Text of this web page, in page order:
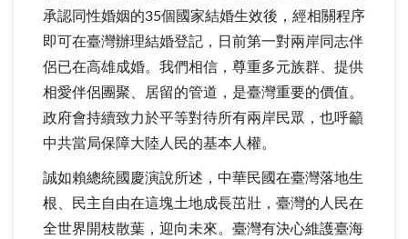
承認同性婚姻的35個國家結婚生效後，經相關程序
即可在臺灣辦理結婚登記，日前第一對兩岸同志伴
侶已在高雄成婚。我們相信，尊重多元族群、提供
相愛伴侶團聚、居留的管道，是臺灣重要的價值。
政府會持續致力於平等對待所有兩岸民眾，也呼籲
中共當局保障大陸人民的基本人權。
誠如賴總統國慶演說所述，中華民國在臺灣落地生
根、民主自由在這塊土地成長茁壯，臺灣的人民在
全世界開枝散葉，迎向未來。臺灣有決心維護臺海